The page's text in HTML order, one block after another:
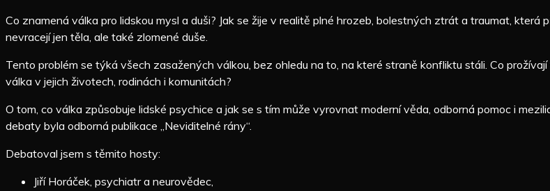
Co znamená válka pro lidskou mysl a duši? Jak se žije v realitě plné hrozeb, bolestných ztrát a traumat,
nevracejí jen těla, ale také zlomené duše.
Tento problém se týká všech zasažených válkou, bez ohledu na to, na které straně konfliktu stáli. Co
válka v jejich životech, rodinách i komunitách?
O tom, co válka způsobuje lidské psychice a jak se s tím může vyrovnat moderní věda, odborná pomoc i
debaty byla odborná publikace „Neviditelné rány“.
Debatoval jsem s těmito hosty:
Jiří Horáček, psychiatr a neurovědec,